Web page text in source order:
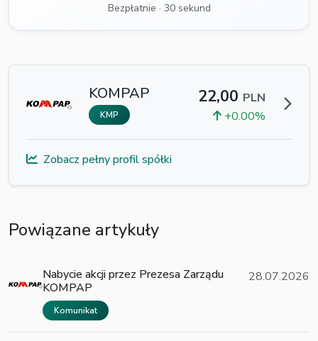
Bezpłatnie · 30 sekund
KOMPAP
KMP
22,00 PLN
+0.00%
Zobacz pełny profil spółki
Powiązane artykuły
Nabycie akcji przez Prezesa Zarządu
KOMPAP
Komunikat
28.07.2026